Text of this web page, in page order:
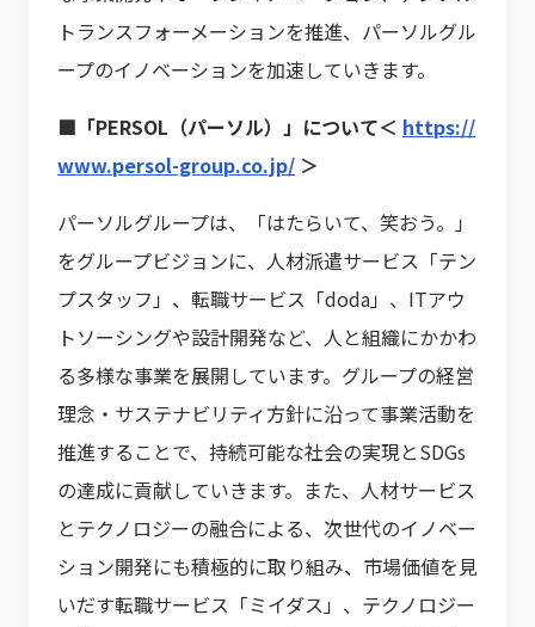
トランスフォーメーションを推進、パーソルグル
ープのイノベーションを加速していきます。
■「PERSOL（パーソル）」について＜ https://
www.persol-group.co.jp/ ＞
パーソルグループは、「はたらいて、笑おう。」
をグループビジョンに、人材派遣サービス「テン
プスタッフ」、転職サービス「doda」、ITアウ
トソーシングや設計開発など、人と組織にかかわ
る多様な事業を展開しています。グループの経営
理念・サステナビリティ方針に沿って事業活動を
推進することで、持続可能な社会の実現とSDGs
の達成に貢献していきます。また、人材サービス
とテクノロジーの融合による、次世代のイノベー
ション開発にも積極的に取り組み、市場価値を見
いだす転職サービス「ミイダス」、テクノロジー